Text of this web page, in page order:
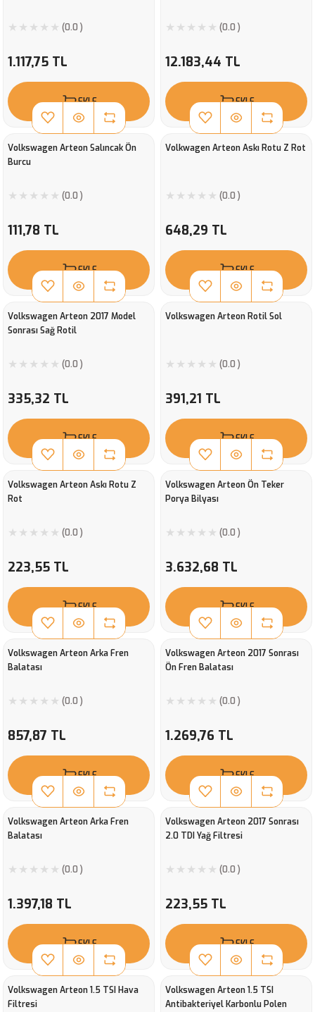
(0.0 )
1.117,75 TL
EKLE
(0.0 )
12.183,44 TL
EKLE
Volkswagen Arteon Salıncak Ön
Burcu
(0.0 )
111,78 TL
EKLE
Volkwagen Arteon Askı Rotu Z Rot
(0.0 )
648,29 TL
EKLE
Volkswagen Arteon 2017 Model
Sonrası Sağ Rotil
(0.0 )
335,32 TL
EKLE
Volkswagen Arteon Rotil Sol
(0.0 )
391,21 TL
EKLE
Volkswagen Arteon Askı Rotu Z
Rot
(0.0 )
223,55 TL
EKLE
Volkswagen Arteon Ön Teker
Porya Bilyası
(0.0 )
3.632,68 TL
EKLE
Volkswagen Arteon Arka Fren
Balatası
(0.0 )
857,87 TL
EKLE
Volkswagen Arteon 2017 Sonrası
Ön Fren Balatası
(0.0 )
1.269,76 TL
EKLE
Volkswagen Arteon Arka Fren
Balatası
(0.0 )
1.397,18 TL
EKLE
Volkswagen Arteon 2017 Sonrası
2.0 TDI Yağ Filtresi
(0.0 )
223,55 TL
EKLE
Volkswagen Arteon 1.5 TSI Hava
Filtresi
Volkswagen Arteon 1.5 TSI
Antibakteriyel Karbonlu Polen